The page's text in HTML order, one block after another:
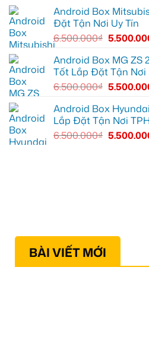
sáng
tốt
hơn
Android Box
Đặt Tận Nơi Uy Tín
6.500.000₫
Android Box MG ZS
Tốt Lắp Đặt Tận Nơi
6.500.000₫
Android Box
Lắp Đặt Tận Nơi
6.500.000₫
BÀI VIẾT MỚI